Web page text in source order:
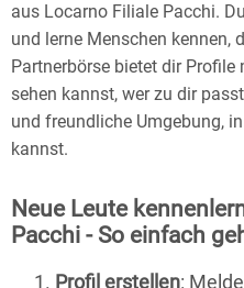
aus Locarno Filiale Pacchi.
und lerne Menschen kennen,
Partnerbörse bietet dir
sehen kannst, wer zu dir
und freundliche Umgebung,
kannst.
Neue Leute
Pacchi - So einfach
Profil erstellen: